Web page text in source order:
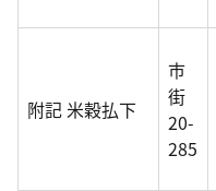
附記 米穀払下
市
街
20-
285